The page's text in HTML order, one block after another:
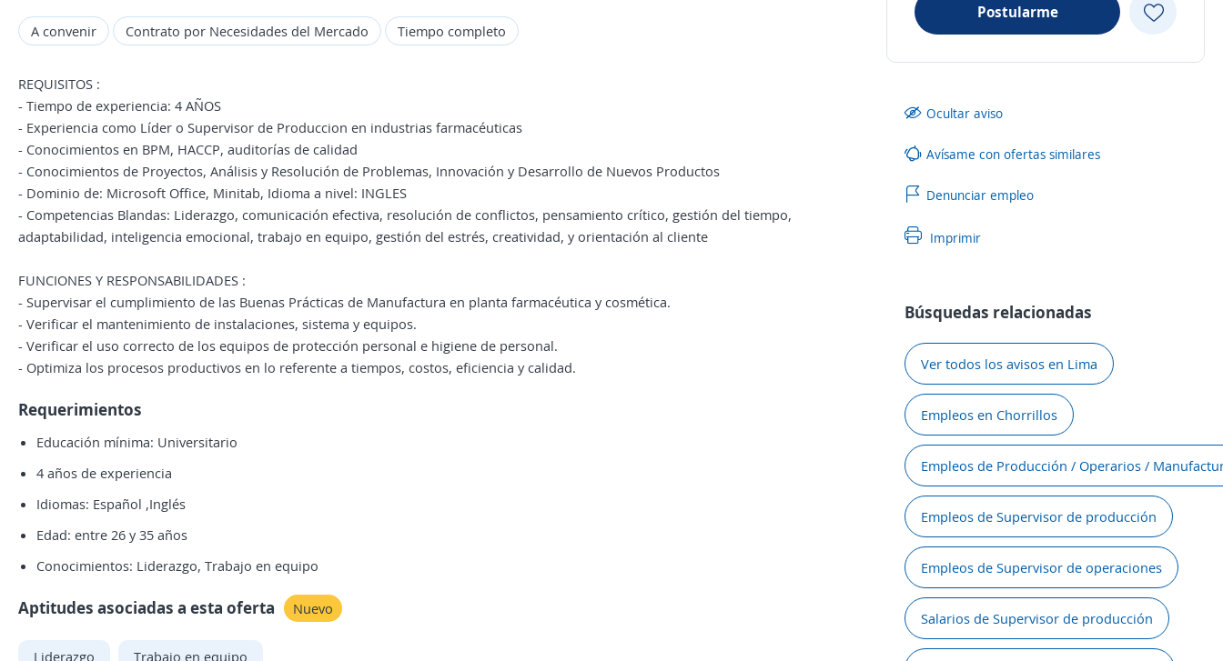
A convenir Contrato por Necesidades del Mercado Tiempo completo
REQUISITOS :
- Tiempo de experiencia: 4 AÑOS
- Experiencia como Líder o Supervisor de Produccion en industrias farmacéuticas
- Conocimientos en BPM, HACCP, auditorías de calidad
- Conocimientos de Proyectos, Análisis y Resolución de Problemas, Innovación y Desarrollo de Nuevos Productos
- Dominio de: Microsoft Office, Minitab, Idioma a nivel: INGLES
- Competencias Blandas: Liderazgo, comunicación efectiva, resolución de conflictos, pensamiento crítico, gestión del tiempo,
adaptabilidad, inteligencia emocional, trabajo en equipo, gestión del estrés, creatividad, y orientación al cliente
FUNCIONES Y RESPONSABILIDADES :
- Supervisar el cumplimiento de las Buenas Prácticas de Manufactura en planta farmacéutica y cosmética.
- Verificar el mantenimiento de instalaciones, sistema y equipos.
- Verificar el uso correcto de los equipos de protección personal e higiene de personal.
- Optimiza los procesos productivos en lo referente a tiempos, costos, eficiencia y calidad.
Requerimientos
Educación mínima: Universitario
4 años de experiencia
Idiomas: Español ,Inglés
Edad: entre 26 y 35 años
Conocimientos: Liderazgo, Trabajo en equipo
Aptitudes asociadas a esta oferta Nuevo
Liderazgo Trabajo en equipo
Postularme
Ocultar aviso
Avísame con ofertas similares
Denunciar empleo
Imprimir
Búsquedas relacionadas
Ver todos los avisos en Lima
Empleos en Chorrillos
Empleos de Producción / Operarios /
Empleos de Supervisor de producción
Empleos de Supervisor de operaciones
Salarios de Supervisor de producción